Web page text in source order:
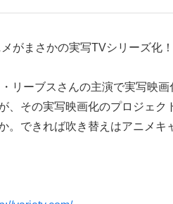
がまさかの実写TVシリーズ化！
リーブスさんの主演で実写映
、その実写映画化のプロジェク
。できれば吹き替えはアニメキ